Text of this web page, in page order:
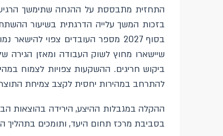
התחזית מתבססת על ההנחה שתימשך הרגיעה
בזכות המשך עלייה הדרגתית בשיעור
בסוף 2027 מספר העובדים צפוי
שיישארו מחוץ לשוק העבודה ומאזן הגירה
ביקוש חריגים. ההשקעות צפויות לצמוח
להתרחב במהירות יחסית לקצב צמיחת התוצר, ולהערכתנו
ההקלה במגבלות ההיצע, הירידה בהוצאות
בסביבת מרכז תחום היעד, ותומכים בתהליך